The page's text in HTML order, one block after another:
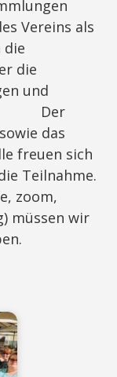
Vereins als
die
die
und
Der
das
freuen sich
Teilnahme.
zoom,
müssen wir